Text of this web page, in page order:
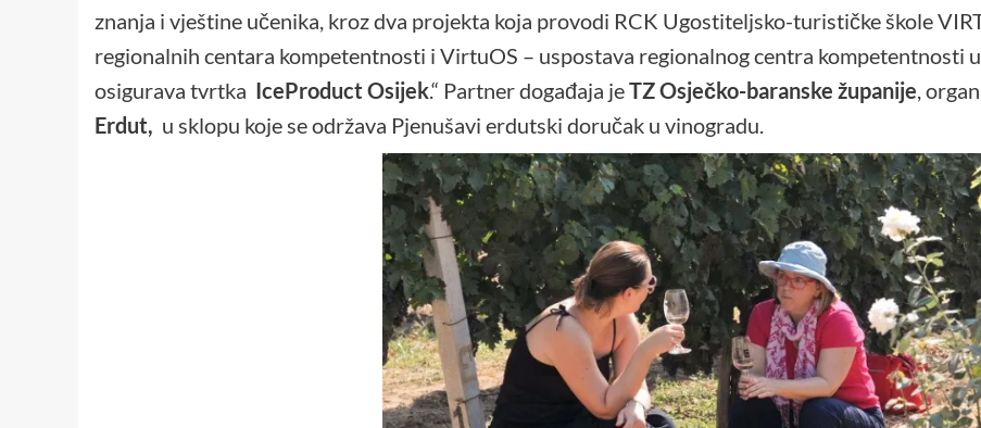
znanja i vještine učenika, kroz dva projekta koja provodi RCK Ugostiteljsko-turističke škole
regionalnih centara kompetentnosti i VirtuOS – uspostava regionalnog centra kompetentnosti
osigurava tvrtka IceProduct Osijek.“ Partner događaja jeTZ Osječko-baranske županije ,
Erdut, u sklopu koje se održava Pjenušavi erdutski doručak u vinogradu.